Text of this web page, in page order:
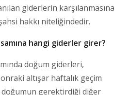
giderlerin karşılanmasına
hakkı niteliğindedir.
hangi giderler girer?
doğum giderleri,
altışar haftalık geçim
gerektirdiği diğer